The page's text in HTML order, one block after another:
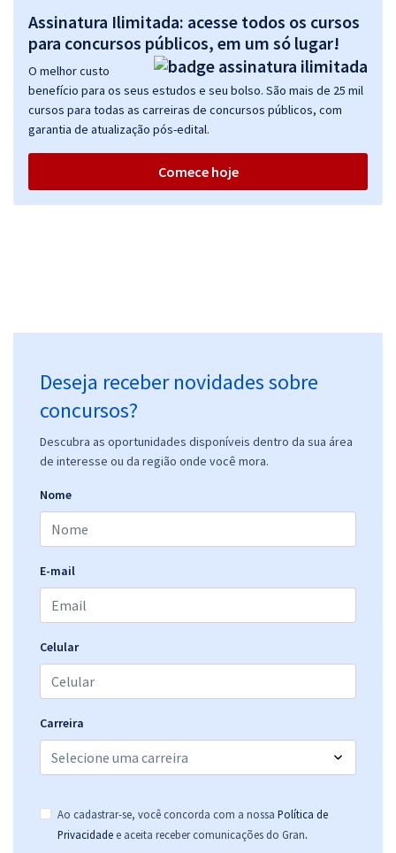
Assinatura Ilimitada: acesse todos os cursos
para concursos públicos, em um só lugar!
O melhor custo
benefício para os seus estudos e seu bolso. São mais de 25 mil
cursos para todas as carreiras de concursos públicos, com
garantia de atualização pós-edital.
Comece hoje
Deseja receber novidades sobre
concursos?
Descubra as oportunidades disponíveis dentro da sua área
de interesse ou da região onde você mora.
Nome
E-mail
Celular
Carreira
Ao cadastrar-se, você concorda com a nossa Política de
Privacidade e aceita receber comunicações do Gran.